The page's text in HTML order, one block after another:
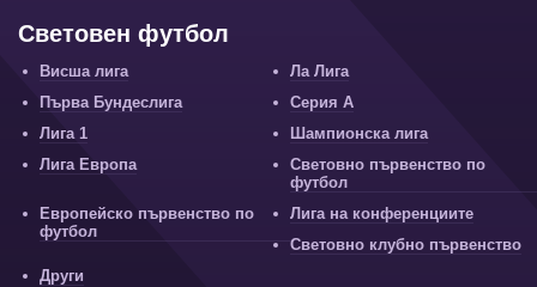
Световен футбол
Висша лига
Ла Лига
Първа Бундеслига
Серия А
Лига 1
Шампионска лига
Лига Европа
Световно първенство по
футбол
Европейско първенство по
футбол
Лига на конференциите
Световно клубно първенство
Други